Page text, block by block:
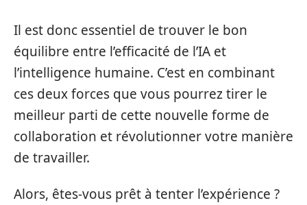
Il est donc essentiel de trouver le bon
équilibre entre l’efficacité de l’IA et
l’intelligence humaine. C’est en combinant
ces deux forces que vous pourrez tirer le
meilleur parti de cette nouvelle forme de
collaboration et révolutionner votre manière
de travailler.
Alors, êtes-vous prêt à tenter l’expérience ?